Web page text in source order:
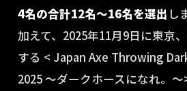
4名の合計12名〜16名を選出 し
加えて、2025年11月9日に東京
する < Japan Axe Throwing
2025 〜ダークホースになれ。〜